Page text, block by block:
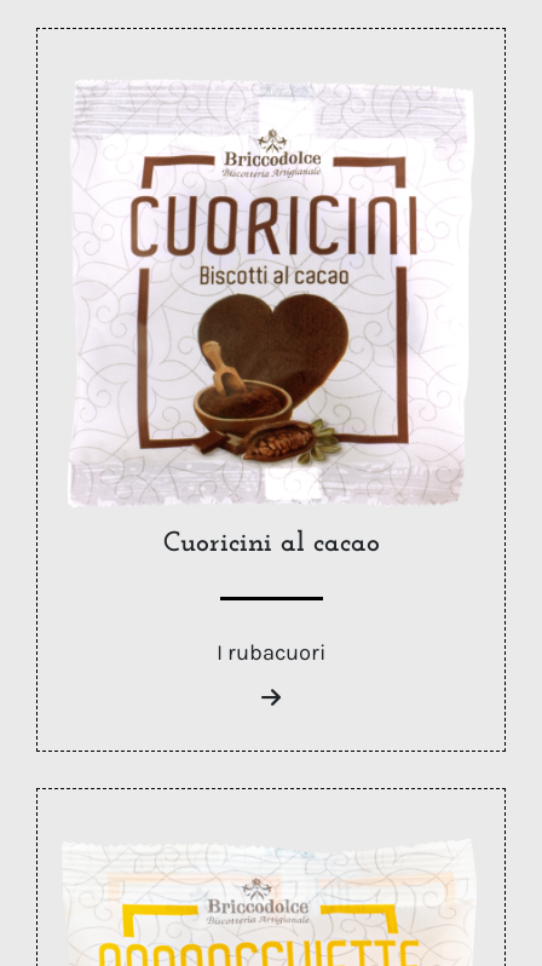
Cuoricini al cacao
I rubacuori